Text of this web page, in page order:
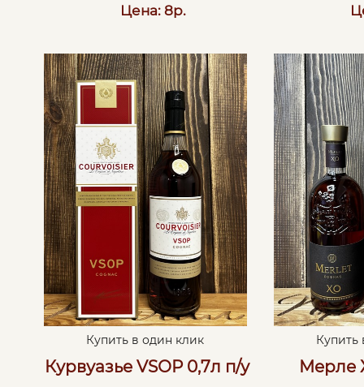
Цена: 8р.
Купить в один клик
Курвуазье VSОР 0,7л п/у
Купить
Мерле